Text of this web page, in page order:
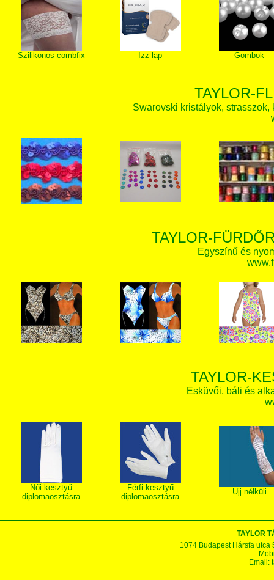
Szilikonos combfix Izz lap Gombok
TAYLOR-
Swarovski kristályok,
TAYLOR-
Egyszínű és
TAYLOR-
Esküvői, báli és
Női kesztyű
diplomaosztásra
Férfi kesztyű
diplomaosztásra
Ujj nélküli
TAYLOR
1074 Budapest Hársfa utca
Email: